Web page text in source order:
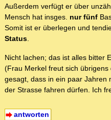
Außerdem verfügt er über
Mensch hat insges. nur fünf
Somit ist er überlegen und
Status.
Nicht lachen; das ist alles bitter
(Frau Merkel freut sich
gesagt, dass in ein paar Jahren
der Strasse fahren dürfen. Ich
antworten